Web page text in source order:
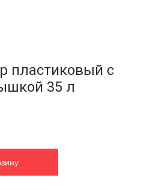
пластиковый с
35 л